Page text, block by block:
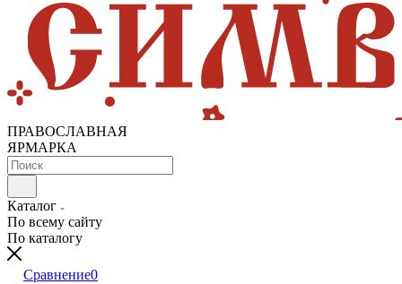
ПРАВОСЛАВНАЯ
ЯРМАРКА
Каталог
По всему сайту
По каталогу
Сравнение0